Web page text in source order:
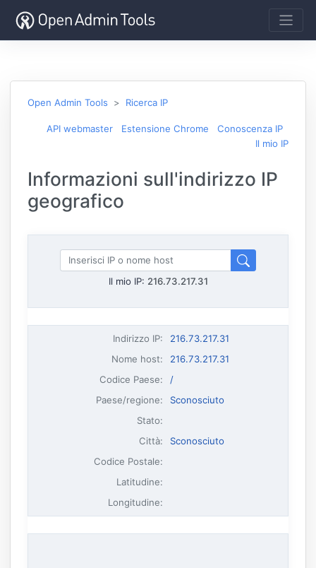
Open Admin Tools Ricerca IP
API webmaster Estensione Chrome
Conoscenza IP
Il mio IP
Informazioni sull'indirizzo IP
geografico
Il mio IP: 216.73.217.31
Indirizzo IP:
216.73.217.31
Nome host:
216.73.217.31
Codice Paese:
/
Paese/regione:
Sconosciuto
Stato:
Città:
Sconosciuto
Codice Postale:
Latitudine:
Longitudine: